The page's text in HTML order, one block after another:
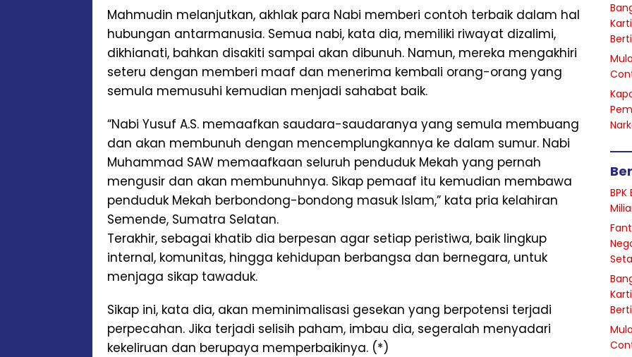
Mahmudin melanjutkan, akhlak para Nabi memberi contoh terbaik dalam hal
hubungan antarmanusia. Semua nabi, kata dia, memiliki riwayat dizalimi,
dikhianati, bahkan disakiti sampai akan dibunuh. Namun, mereka mengakhiri
seteru dengan memberi maaf dan menerima kembali orang-orang yang
semula memusuhi kemudian menjadi sahabat baik.
“Nabi Yusuf A.S. memaafkan saudara-saudaranya yang semula membuang
dan akan membunuh dengan mencemplungkannya ke dalam sumur. Nabi
Muhammad SAW memaafkaan seluruh penduduk Mekah yang pernah
mengusir dan akan membunuhnya. Sikap pemaaf itu kemudian membawa
penduduk Mekah berbondong-bondong masuk Islam,” kata pria kelahiran
Semende, Sumatra Selatan.
Terakhir, sebagai khatib dia berpesan agar setiap peristiwa, baik lingkup
internal, komunitas, hingga kehidupan berbangsa dan bernegara, untuk
menjaga sikap tawaduk.
Sikap ini, kata dia, akan meminimalisasi gesekan yang berpotensi terjadi
perpecahan. Jika terjadi selisih paham, imbau dia, segeralah menyadari
kekeliruan dan berupaya memperbaikinya. (*)